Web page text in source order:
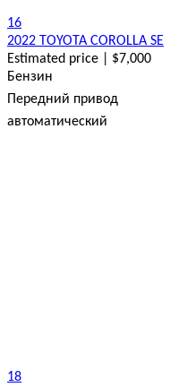
16
2022 TOYOTA COROLLA SE
Estimated price | $7,000
Бензин
Передний привод
автоматический
18